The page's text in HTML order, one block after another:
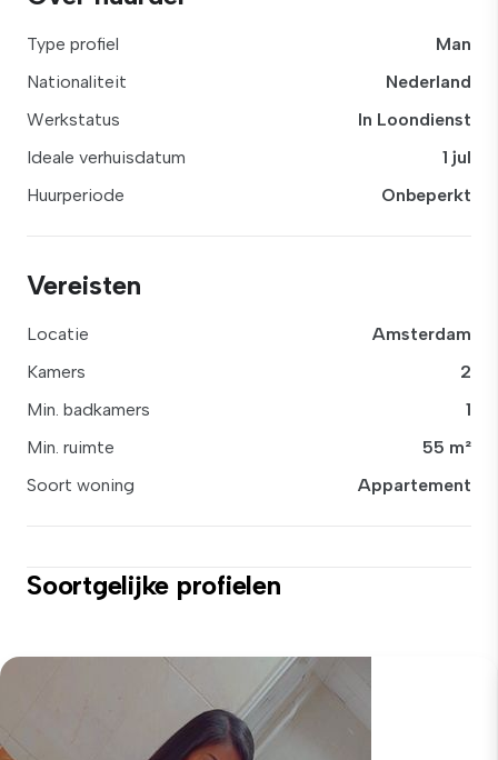
Type profiel
Man
Nationaliteit
Nederland
Werkstatus
In Loondienst
Ideale verhuisdatum
1 jul
Huurperiode
Onbeperkt
Vereisten
Locatie
Amsterdam
Kamers
2
Min. badkamers
1
Min. ruimte
55 m²
Soort woning
Appartement
Soortgelijke profielen